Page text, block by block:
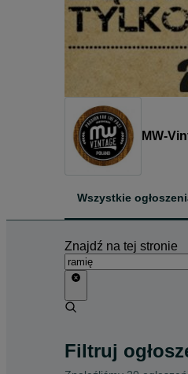
MW-
Wszystkie
Znajdź na tej stronie
Filtruj